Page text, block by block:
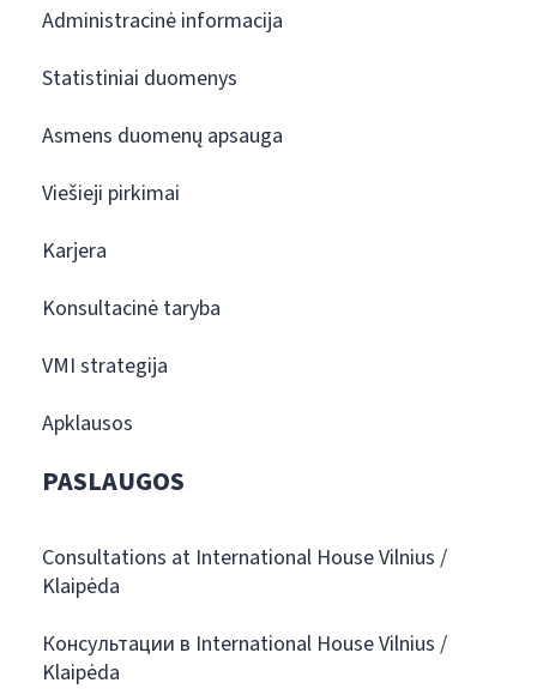
Administracinė informacija
Statistiniai duomenys
Asmens duomenų apsauga
Viešieji pirkimai
Karjera
Konsultacinė taryba
VMI strategija
Apklausos
PASLAUGOS
Consultations at International House Vilnius /
Klaipėda
Консультации в International House Vilnius /
Klaipėda